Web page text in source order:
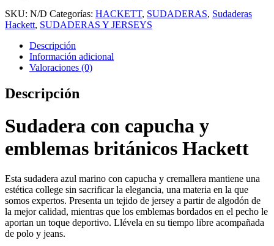
SKU: N/D Categorías: HACKETT, SUDADERAS, Sudaderas
Hackett, SUDADERAS Y JERSEYS
Descripción
Información adicional
Valoraciones (0)
Descripción
Sudadera con capucha y
emblemas británicos Hackett
Esta sudadera azul marino con capucha y cremallera mantiene una
estética college sin sacrificar la elegancia, una materia en la que
somos expertos. Presenta un tejido de jersey a partir de algodón de
la mejor calidad, mientras que los emblemas bordados en el pecho le
aportan un toque deportivo. Llévela en su tiempo libre acompañada
de polo y jeans.